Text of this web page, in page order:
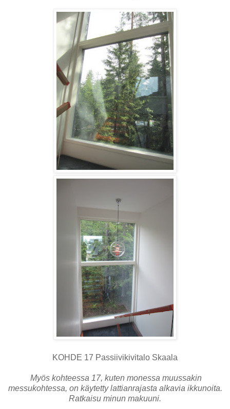
KOHDE 17 Passiivikivitalo Skaala
Myös kohteessa 17, kuten monessa muussakin
messukohtessa, on käytetty lattianrajasta alkavia ikkunoita.
Ratkaisu minun makuuni.